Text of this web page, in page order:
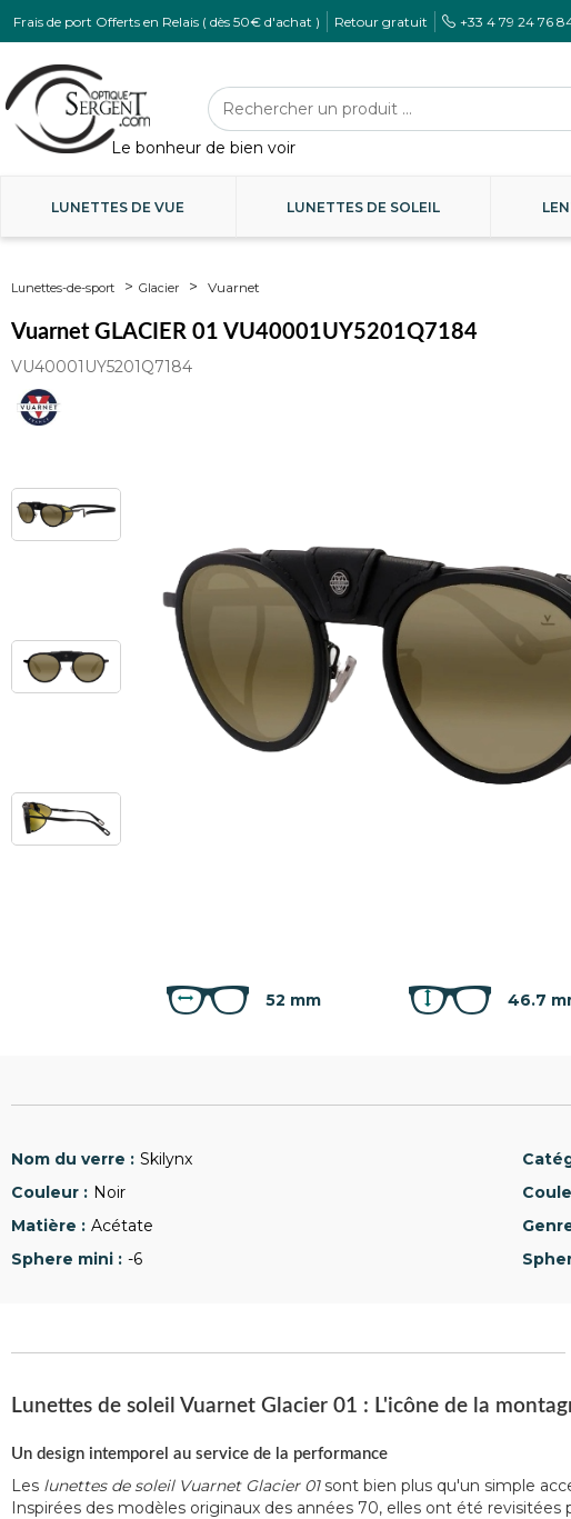
Frais de port Offerts en Relais ( dès 50€ d'achat ) Retour gratuit +33 4 79 24 76
LUNETTES DE VUE LUNETTES DE SOLEIL
Lunettes-de-sport Glacier Vuarnet
Vuarnet GLACIER 01 VU40001UY5201Q7184
VU40001UY5201Q7184
52 mm 46.7
Skilynx
Noir
Acétate
-6
Lunettes de soleil Vuarnet Glacier 01 : L'icône de la
Un design intemporel au service de la performance
Les lunettes de soleil Vuarnet Glacier 01sont bien plus qu'un simple
Inspirées des modèles originaux des années 70, elles ont été